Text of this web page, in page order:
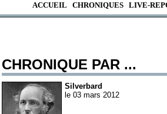
ACCUEIL CHRONIQUES LIVE-
CHRONIQUE PAR ...
Silverbard
le 03 mars 2012